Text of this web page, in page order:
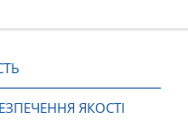
ЯКОСТІ